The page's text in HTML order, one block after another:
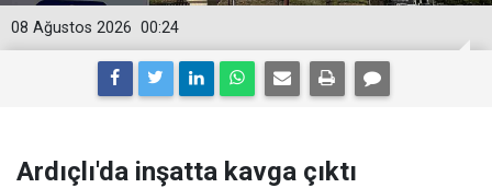
00:24
08 Ağustos 2026
Ardıçlı'da inşatta kavga çıktı